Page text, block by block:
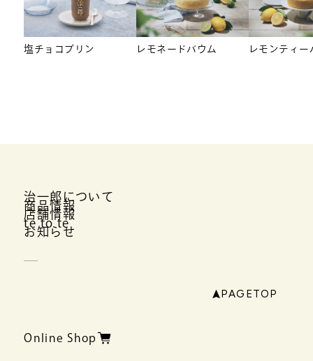
塩チョコプリン レモネードバウム レモンティー
PAGETOP
治一郎について
商品情報
店舗情報
te to te
お知らせ
Online Shop